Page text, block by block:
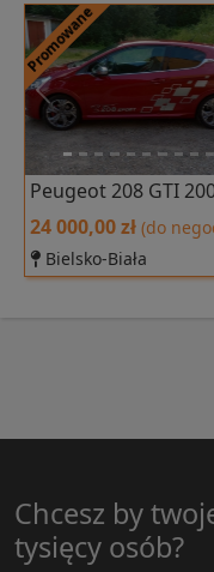
Promowane
Previous
24 000,00 zł (do
Bielsko-Biała
Chcesz by
tysięcy osób?